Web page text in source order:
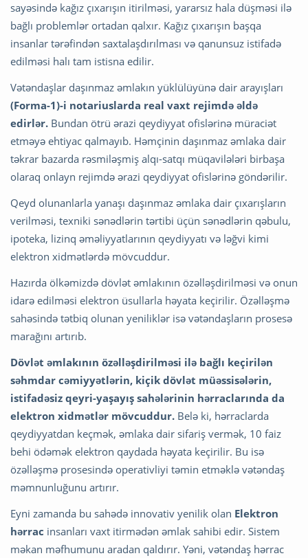
sayəsində kağız çıxarışın itirilməsi, yararsız hala düşməsi ilə
bağlı problemlər ortadan qalxır. Kağız çıxarışın başqa
insanlar tərəfindən saxtalaşdırılması və qanunsuz istifadə
edilməsi halı tam istisna edilir.
Vətəndaşlar daşınmaz əmlakın yüklülüyünə dair arayışları
(Forma-1)-i notariuslarda real vaxt rejimdə əldə
edirlər. Bundan ötrü ərazi qeydiyyat ofislərinə müraciət
etməyə ehtiyac qalmayıb. Həmçinin daşınmaz əmlaka dair
təkrar bazarda rəsmiləşmiş alqı-satqı müqavilələri birbaşa
olaraq onlayn rejimdə ərazi qeydiyyat ofislərinə göndərilir.
Qeyd olunanlarla yanaşı daşınmaz əmlaka dair çıxarışların
verilməsi, texniki sənədlərin tərtibi üçün sənədlərin qəbulu,
ipoteka, lizinq əməliyyatlarının qeydiyyatı və ləğvi kimi
elektron xidmətlərdə mövcuddur.
Hazırda ölkəmizdə dövlət əmlakının özəlləşdirilməsi və onun
idarə edilməsi elektron üsullarla həyata keçirilir. Özəlləşmə
sahəsində tətbiq olunan yeniliklər isə vətəndaşların prosesə
marağını artırıb.
Dövlət əmlakının özəlləşdirilməsi ilə bağlı keçirilən
səhmdar cəmiyyətlərin, kiçik dövlət müəssisələrin,
istifadəsiz qeyri-yaşayış sahələrinin hərraclarında da
elektron xidmətlər mövcuddur. Belə ki, hərraclarda
qeydiyyatdan keçmək, əmlaka dair sifariş vermək, 10 faiz
behi ödəmək elektron qaydada həyata keçirilir. Bu isə
özəlləşmə prosesində operativliyi təmin etməklə vətəndaş
məmnunluğunu artırır.
Eyni zamanda bu sahədə innovativ yenilik olan Elektron
hərrac insanları vaxt itirmədən əmlak sahibi edir. Sistem
məkan məfhumunu aradan qaldırır. Yəni, vətəndaş hərrac